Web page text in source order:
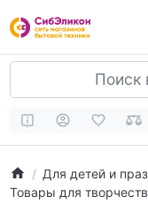
Для детей и
Товары для